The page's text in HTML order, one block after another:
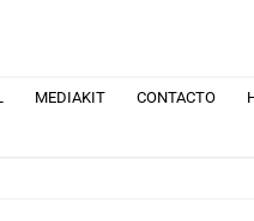
MEDIAKIT CONTACTO